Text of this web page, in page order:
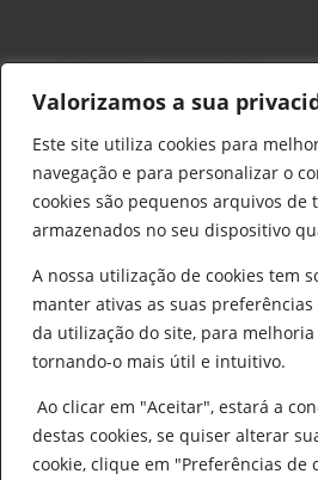
Valorizamos a sua
Este site utiliza cookies para
navegação e para personalizar o
cookies são pequenos arquivos de
armazenados no seu dispositivo
A nossa utilização de cookies tem
manter ativas as suas
da utilização do site, para
tornando-o mais útil e intuitivo.
Ao clicar em "Aceitar", estará a
destas cookies, se quiser alterar
cookie, clique em "Preferências de
Delarobia – Construção
912 441 514
construcao@delarobia.pt
R. António Andrade, 1171
2820-287 • Charneca de Caparica